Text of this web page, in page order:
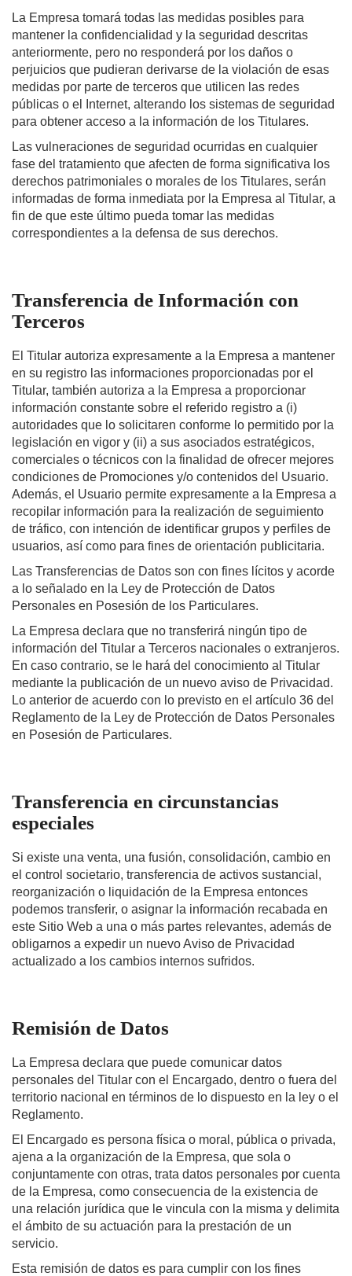
La Empresa tomará todas las medidas posibles para
mantener la confidencialidad y la seguridad descritas
anteriormente, pero no responderá por los daños o
perjuicios que pudieran derivarse de la violación de esas
medidas por parte de terceros que utilicen las redes
públicas o el Internet, alterando los sistemas de seguridad
para obtener acceso a la información de los Titulares.
Las vulneraciones de seguridad ocurridas en cualquier
fase del tratamiento que afecten de forma significativa los
derechos patrimoniales o morales de los Titulares, serán
informadas de forma inmediata por la Empresa al Titular, a
fin de que este último pueda tomar las medidas
correspondientes a la defensa de sus derechos.
Transferencia de Información con
Terceros
El Titular autoriza expresamente a la Empresa a mantener
en su registro las informaciones proporcionadas por el
Titular, también autoriza a la Empresa a proporcionar
información constante sobre el referido registro a (i)
autoridades que lo solicitaren conforme lo permitido por la
legislación en vigor y (ii) a sus asociados estratégicos,
comerciales o técnicos con la finalidad de ofrecer mejores
condiciones de Promociones y/o contenidos del Usuario.
Además, el Usuario permite expresamente a la Empresa a
recopilar información para la realización de seguimiento
de tráfico, con intención de identificar grupos y perfiles de
usuarios, así como para fines de orientación publicitaria.
Las Transferencias de Datos son con fines lícitos y acorde
a lo señalado en la Ley de Protección de Datos
Personales en Posesión de los Particulares.
La Empresa declara que no transferirá ningún tipo de
información del Titular a Terceros nacionales o extranjeros.
En caso contrario, se le hará del conocimiento al Titular
mediante la publicación de un nuevo aviso de Privacidad.
Lo anterior de acuerdo con lo previsto en el artículo 36 del
Reglamento de la Ley de Protección de Datos Personales
en Posesión de Particulares.
Transferencia en circunstancias
especiales
Si existe una venta, una fusión, consolidación, cambio en
el control societario, transferencia de activos sustancial,
reorganización o liquidación de la Empresa entonces
podemos transferir, o asignar la información recabada en
este Sitio Web a una o más partes relevantes, además de
obligarnos a expedir un nuevo Aviso de Privacidad
actualizado a los cambios internos sufridos.
Remisión de Datos
La Empresa declara que puede comunicar datos
personales del Titular con el Encargado, dentro o fuera del
territorio nacional en términos de lo dispuesto en la ley o el
Reglamento.
El Encargado es persona física o moral, pública o privada,
ajena a la organización de la Empresa, que sola o
conjuntamente con otras, trata datos personales por cuenta
de la Empresa, como consecuencia de la existencia de
una relación jurídica que le vincula con la misma y delimita
el ámbito de su actuación para la prestación de un
servicio.
Esta remisión de datos es para cumplir con los fines